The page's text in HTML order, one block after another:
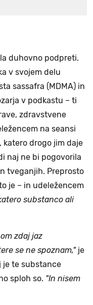
duhovno podpreti.
v svojem delu
sassafra (MDMA) in
v podkastu – ti
zdravstvene
na seansi
katero drogo jim daje
naj ne bi pogovorila
tveganjih. Preprosto
je – in udeležencem
substanco ali
zdaj jaz
se ne spoznam," je
je te substance
sploh so. "In nisem